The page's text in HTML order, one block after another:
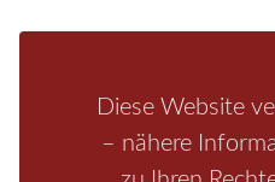
Diese Website
– nähere